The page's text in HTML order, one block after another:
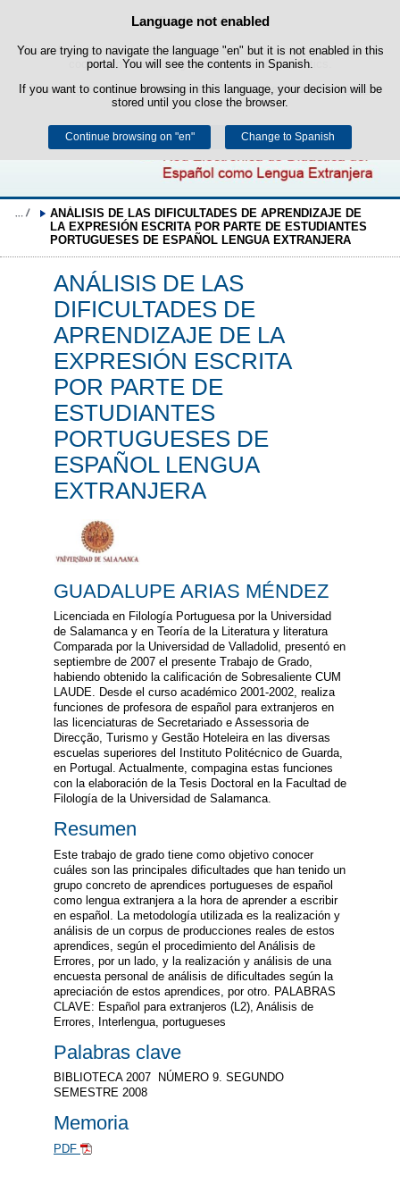
Cookie Policy
This website uses its own cookies to facilitate browsing and third-party
cookies to obtain usage and satisfaction statistics.
You can get more information in the "Cookies" section of ourlegal
notice.
Accept Reject
Language not enabled
You are trying to navigate the language "en" but it is not enabled in this
portal. You will see the contents in Spanish.
If you want to continue browsing in this language, your decision will be
stored until you close the browser.
Continue browsing on "en" Change to Spanish
Skip to content
ANÁLISIS DE LAS DIFICULTADES DE APRENDIZAJE DE
LA EXPRESIÓN ESCRITA POR PARTE DE ESTUDIANTES
PORTUGUESES DE ESPAÑOL LENGUA EXTRANJERA
ANÁLISIS DE LAS
DIFICULTADES DE
APRENDIZAJE DE LA
EXPRESIÓN ESCRITA
POR PARTE DE
ESTUDIANTES
PORTUGUESES DE
ESPAÑOL LENGUA
EXTRANJERA
GUADALUPE ARIAS MÉNDEZ
Licenciada en Filología Portuguesa por la Universidad
de Salamanca y en Teoría de la Literatura y literatura
Comparada por la Universidad de Valladolid, presentó en
septiembre de 2007 el presente Trabajo de Grado,
habiendo obtenido la calificación de Sobresaliente CUM
LAUDE. Desde el curso académico 2001-2002, realiza
funciones de profesora de español para extranjeros en
las licenciaturas de Secretariado e Assessoria de
Direcção, Turismo y Gestão Hoteleira en las diversas
escuelas superiores del Instituto Politécnico de Guarda,
en Portugal. Actualmente, compagina estas funciones
con la elaboración de la Tesis Doctoral en la Facultad de
Filología de la Universidad de Salamanca.
Resumen
Este trabajo de grado tiene como objetivo conocer
cuáles son las principales dificultades que han tenido un
grupo concreto de aprendices portugueses de español
como lengua extranjera a la hora de aprender a escribir
en español. La metodología utilizada es la realización y
análisis de un corpus de producciones reales de estos
aprendices, según el procedimiento del Análisis de
Errores, por un lado, y la realización y análisis de una
encuesta personal de análisis de dificultades según la
apreciación de estos aprendices, por otro. PALABRAS
CLAVE: Español para extranjeros (L2), Análisis de
Errores, Interlengua, portugueses
Palabras clave
BIBLIOTECA 2007  NÚMERO 9. SEGUNDO
SEMESTRE 2008
Memoria
PDF